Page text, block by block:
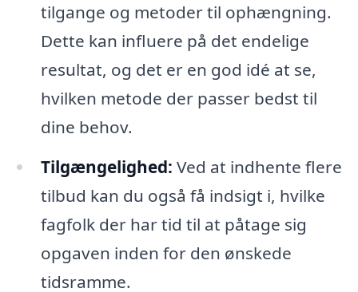
tilgange og metoder til ophængning.
Dette kan influere på det endelige
resultat, og det er en god idé at se,
hvilken metode der passer bedst til
dine behov.
Tilgængelighed: Ved at indhente flere
tilbud kan du også få indsigt i, hvilke
fagfolk der har tid til at påtage sig
opgaven inden for den ønskede
tidsramme.